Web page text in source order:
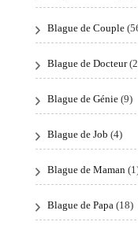
Blague de Couple
Blague de Docteur
Blague de Génie (9)
Blague de Job (4)
Blague de Maman
Blague de Papa (18)